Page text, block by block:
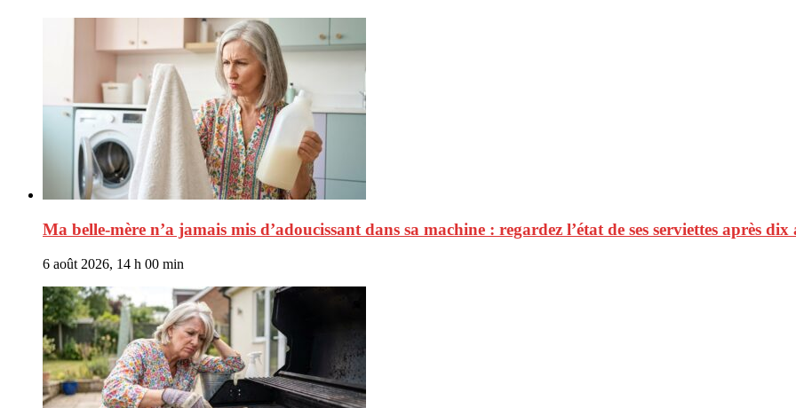
Ma belle-mère n’a jamais mis d’adoucissant dans sa machine : regardez l’état de ses serviettes après dix
6 août 2026, 14 h 00 min